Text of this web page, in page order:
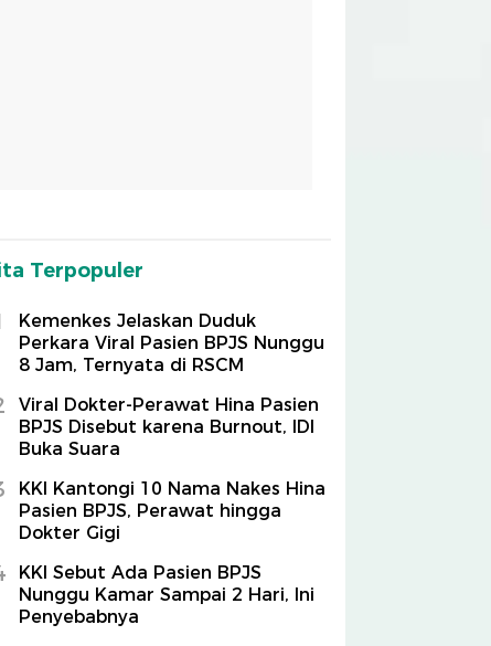
Terpopuler
Kemenkes Jelaskan Duduk
Perkara Viral Pasien BPJS Nunggu
8 Jam, Ternyata di RSCM
Viral Dokter-Perawat Hina Pasien
BPJS Disebut karena Burnout, IDI
Buka Suara
KKI Kantongi 10 Nama Nakes Hina
Pasien BPJS, Perawat hingga
Dokter Gigi
KKI Sebut Ada Pasien BPJS
Nunggu Kamar Sampai 2 Hari, Ini
Penyebabnya